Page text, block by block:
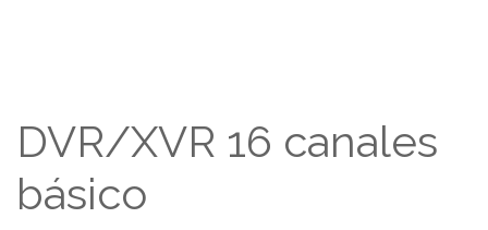
DVR/XVR 16 canales
básico